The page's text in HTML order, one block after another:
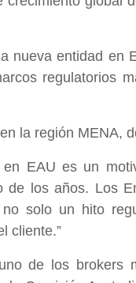
nueva entidad
regulatorios
la región MENA,
EAU es un
los años. Los
solo un hito
cliente.”
de los